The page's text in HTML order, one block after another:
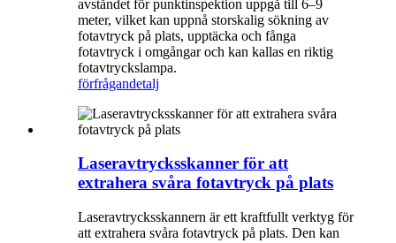
avståndet för punktinspektion uppgå till 6–9
meter, vilket kan uppnå storskalig sökning av
fotavtryck på plats, upptäcka och fånga
fotavtryck i omgångar och kan kallas en riktig
fotavtryckslampa.
förfrågandetalj
Laseravtrycksskanner för att
extrahera svåra fotavtryck på plats
Laseravtrycksskannern är ett kraftfullt verktyg för
att extrahera svåra fotavtryck på plats. Den kan